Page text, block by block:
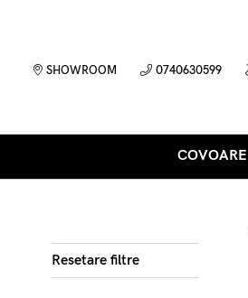
SHOWROOM 0740630599
COVOARE
Resetare filtre